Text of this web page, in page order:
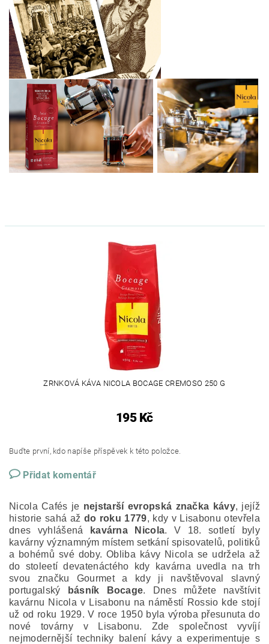
ZRNKOVÁ KÁVA NICOLA BOCAGE CREMOSO 250 G
195 Kč
Buďte první, kdo napíše příspěvek k této položce.
Přidat komentář
Nicola Cafés je nejstarší evropská značka kávy, jejíž
historie sahá až do roku 1779, kdy v Lisabonu otevřela
dnes vyhlášená
kavárna Nicola. V 18. sotletí byly
kavárny významným místem setkání spisovatelů, politiků
a bohémů své doby. Obliba kávy Nicola se udržela až
do stoleetí devatenáctého kdy kavárna uvedla na trh
svou značku Gourmet a kdy ji navštěvoval slavný
portugalský
básník Bocage. Dnes můžete navštívit
kavárnu Nicola v Lisabonu na náměstí Rossio kde stojí
už od roku 1929. V roce 1950 byla výroba přesunuta do
nové továrny v Lisabonu. Zde společnost vyvíjí
nejmodernější techniky balení kávy a experimentuje s